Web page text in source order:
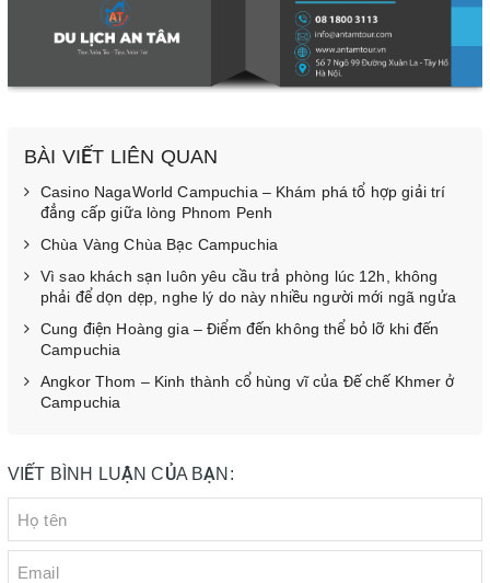
BÀI VIẾT LIÊN QUAN
Casino NagaWorld Campuchia – Khám phá tổ hợp giải trí
đẳng cấp giữa lòng Phnom Penh
Chùa Vàng Chùa Bạc Campuchia
Vì sao khách sạn luôn yêu cầu trả phòng lúc 12h, không
phải để dọn dẹp, nghe lý do này nhiều người mới ngã ngửa
Cung điện Hoàng gia – Điểm đến không thể bỏ lỡ khi đến
Campuchia
Angkor Thom – Kinh thành cổ hùng vĩ của Đế chế Khmer ở
Campuchia
VIẾT BÌNH LUẬN CỦA BẠN: